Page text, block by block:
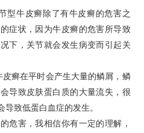
牛皮癣除了有牛皮癣的危害之
症状，因为牛皮癣的危害所导致
下，关节就会发生病变而引起关
癣在平时会产生大量的鳞屑，鳞
导致皮肤蛋白质的大量流失，很
致低蛋白血症的发生。
害，我相信你有一定的理解，